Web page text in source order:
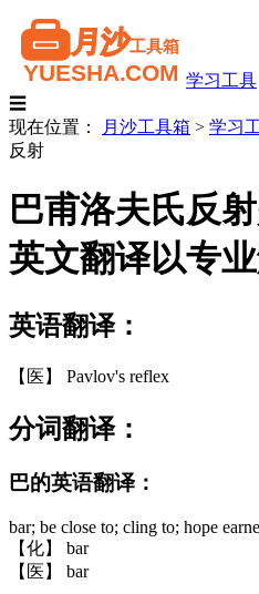
学习工具
☰
现在位置：
月沙工具箱 > 学习
反射
巴甫洛夫氏反
英文翻译以专
英语翻译：
【医】 Pavlov's reflex
分词翻译：
巴的英语翻译：
bar; be close to; cling to; hope
【化】 bar
【医】 bar